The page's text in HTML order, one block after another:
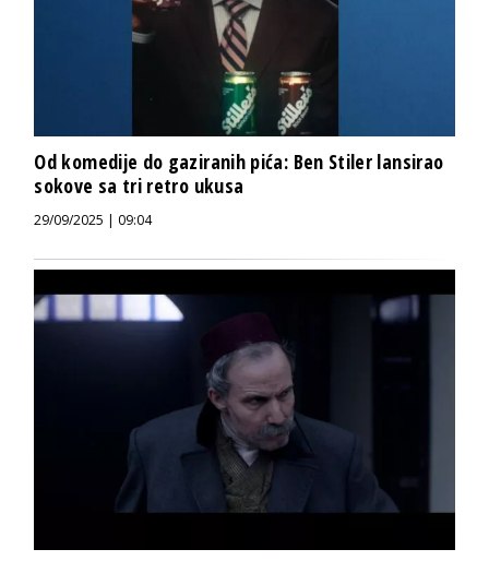
Od komedije do gaziranih pića: Ben Stiler lansirao
sokove sa tri retro ukusa
29/09/2025 | 09:04